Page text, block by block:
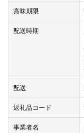
賞味期限
配送時期
配送
返礼品コード
事業者名